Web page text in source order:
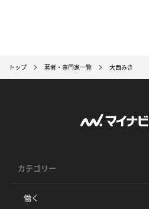
トップ 著者・専門家一覧 大西みき
カテゴリー
働く